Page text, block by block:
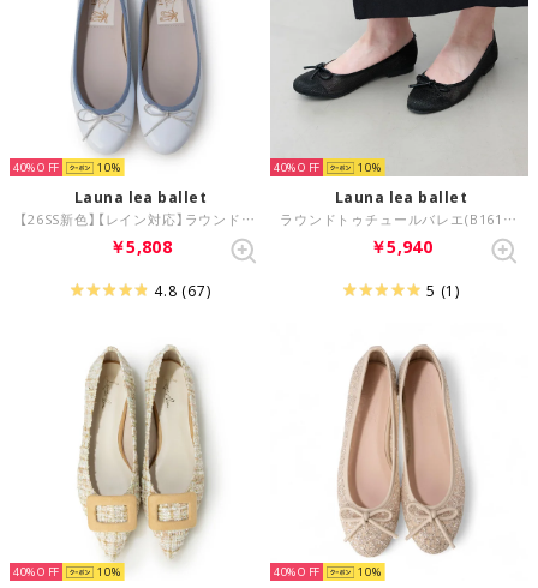
40% 10
Launa lea ballet
【26SS新色】【レイン対応】ラウンドトゥバレエシューズ(RB1404A) （LブルーE）
￥5,808
4.8 (67)
40% 10
Launa lea ballet
ラウンドトゥチュールバレエ(B1612A) （ブラックZ）
￥5,940
5 (1)
40% 10 40% 10